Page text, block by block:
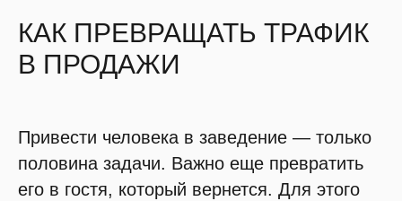
КАК ПРЕВРАЩАТЬ ТРАФИК
В ПРОДАЖИ
Привести человека в заведение — только
половина задачи. Важно еще превратить
его в гостя, который вернется. Для этого